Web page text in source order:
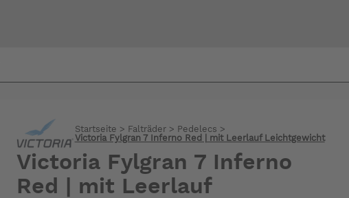
Startseite > Falträder> Pedelecs >
Victoria Fylgran 7 Inferno Red | mit Leerlauf Leichtgewicht
Victoria Fylgran 7 Inferno
Red | mit Leerlauf